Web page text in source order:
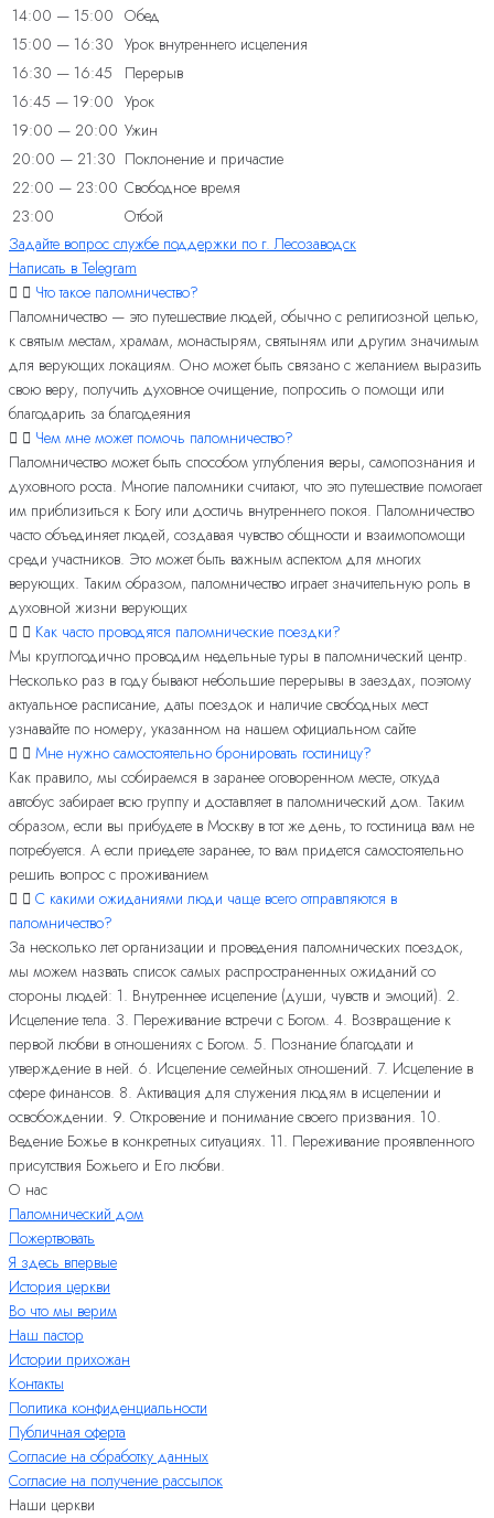
14:00 — 15:00 Обед
15:00 — 16:30 Урок внутреннего исцеления
16:30 — 16:45
Перерыв
16:45 — 19:00 Урок
19:00 — 20:00 Ужин
20:00 — 21:30 Поклонение и причастие
22:00 — 23:00 Свободное время
23:00
Отбой
Задайте вопрос службе поддержки по г. Лесозаводск
Написать в Telegram
Что такое паломничество?
Паломничество — это путешествие людей, обычно с религиозной целью,
к святым местам, храмам, монастырям, святыням или другим значимым
для верующих локациям. Оно может быть связано с желанием выразить
свою веру, получить духовное очищение, попросить о помощи или
благодарить за благодеяния
Чем мне может помочь паломничество?
Паломничество может быть способом углубления веры, самопознания и
духовного роста. Многие паломники считают, что это путешествие помогает
им приблизиться к Богу или достичь внутреннего покоя. Паломничество
часто объединяет людей, создавая чувство общности и взаимопомощи
среди участников. Это может быть важным аспектом для многих
верующих. Таким образом, паломничество играет значительную роль в
духовной жизни верующих
Как часто проводятся паломнические поездки?
Мы круглогодично проводим недельные туры в паломнический центр.
Несколько раз в году бывают небольшие перерывы в заездах, поэтому
актуальное расписание, даты поездок и наличие свободных мест
узнавайте по номеру, указанном на нашем официальном сайте
Мне нужно самостоятельно бронировать гостиницу?
Как правило, мы собираемся в заранее оговоренном месте, откуда
автобус забирает всю группу и доставляет в паломнический дом. Таким
образом, если вы прибудете в Москву в тот же день, то гостиница вам не
потребуется. А если приедете заранее, то вам придется самостоятельно
решить вопрос с проживанием
С какими ожиданиями люди чаще всего отправляются в
паломничество?
За несколько лет организации и проведения паломнических поездок,
мы можем назвать список самых распространенных ожиданий со
стороны людей: 1. Внутреннее исцеление (души, чувств и эмоций). 2.
Исцеление тела. 3. Переживание встречи с Богом. 4. Возвращение к
первой любви в отношениях с Богом. 5. Познание благодати и
утверждение в ней. 6. Исцеление семейных отношений. 7. Исцеление в
сфере финансов. 8. Активация для служения людям в исцелении и
освобождении. 9. Откровение и понимание своего призвания. 10.
Ведение Божье в конкретных ситуациях. 11. Переживание проявленного
присутствия Божьего и Его любви.
О нас
Паломнический дом
Пожертвовать
Я здесь впервые
История церкви
Во что мы верим
Наш пастор
Истории прихожан
Контакты
Политика конфиденциальности
Публичная оферта
Согласие на обработку данных
Согласие на получение рассылок
Наши церкви